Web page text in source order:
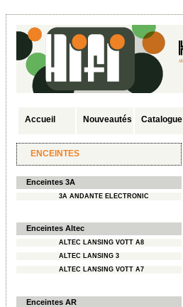
Accueil Nouveautés Catalogue
ENCEINTES
Enceintes 3A
3A ANDANTE ELECTRONIC
Enceintes Altec
ALTEC LANSING VOTT A8
ALTEC LANSING 3
ALTEC LANSING VOTT A7
Enceintes AR